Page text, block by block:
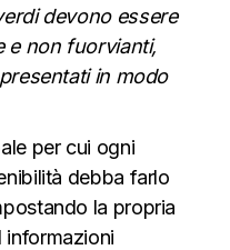
devono essere
e non fuorvianti,
in modo
per cui ogni
debba farlo
la propria
informazioni